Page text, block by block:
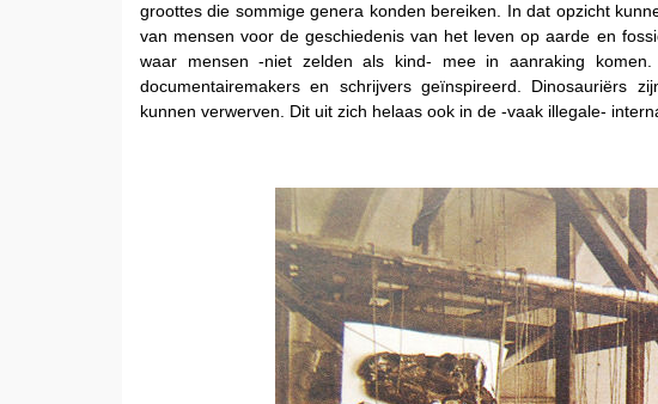
groottes die sommige genera konden bereiken. In dat opzicht
van mensen voor de geschiedenis van het leven op aarde en
waar mensen -niet zelden als kind- mee in aanraking
documentairemakers en schrijvers geïnspireerd. Dinosauriërs
kunnen verwerven. Dit uit zich helaas ook in de -vaak illegale-